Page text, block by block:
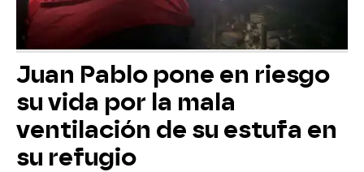
Juan Pablo pone en riesgo
su vida por la mala
ventilación de su estufa en
su refugio